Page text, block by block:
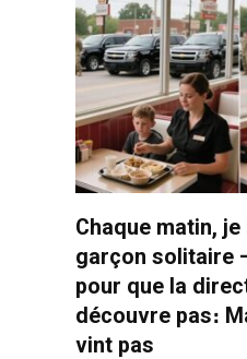
Chaque matin,
garçon solitaire
pour que la
découvre pas։
vint pas